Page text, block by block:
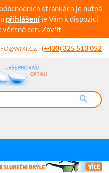
stránkách je nutná
přihlášeníje Vám k dispozici
cen. Zavřít
(+420) 325 513 052